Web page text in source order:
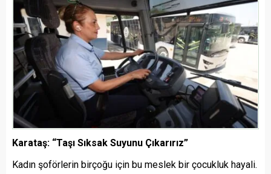
Karataş: “Taşı Sıksak Suyunu Çıkarırız”
Kadın şoförlerin birçoğu için bu meslek bir çocukluk hayali.